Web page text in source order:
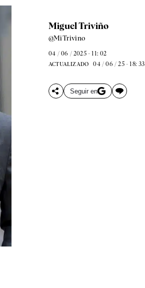
Miguel Triviño
@MiTrivino
04 / 06 / 2025 - 11: 02
ACTUALIZADO 04 / 06 / 25 - 18: 33
Seguir en